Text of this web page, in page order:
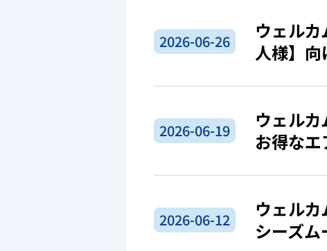
2026-06-26
ウェル
人様】向
2026-06-19
ウェル
お得な
2026-06-12
ウェル
シーズム